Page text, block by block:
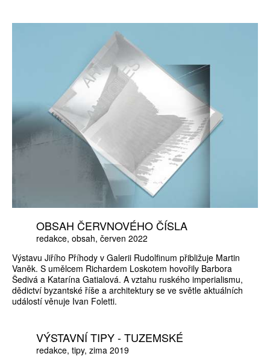
OBSAH ČERVNOVÉHO ČÍSLA
redakce obsah červen 2022
Výstavu Jiřího Příhody v Galerii Rudolfinum přibližuje Martin
Vaněk. S umělcem Richardem Loskotem hovořily Barbora
Šedivá a Katarína Gatialová. A vztahu ruského imperialismu,
dědictví byzantské říše a architektury se ve světle aktuálních
událostí věnuje Ivan Foletti.
VÝSTAVNÍ TIPY - TUZEMSKÉ
redakce tipy zima 2019